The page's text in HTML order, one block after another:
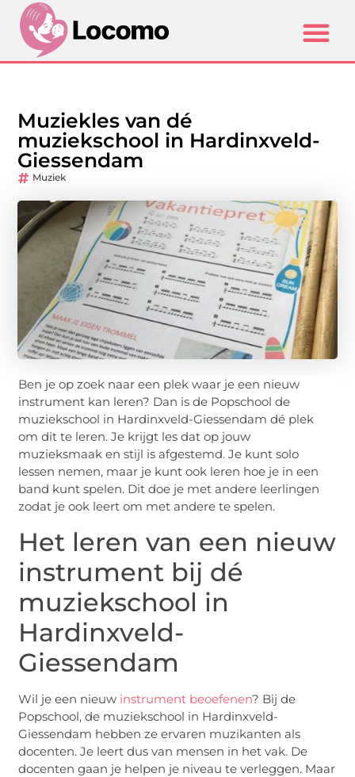
Muziekles van dé
muziekschool in Hardinxveld-
Giessendam
Muziek
Ben je op zoek naar een plek waar je een nieuw
instrument kan leren? Dan is de Popschool de
muziekschool in Hardinxveld-Giessendam dé plek
om dit te leren. Je krijgt les dat op jouw
muzieksmaak en stijl is afgestemd. Je kunt solo
lessen nemen, maar je kunt ook leren hoe je in een
band kunt spelen. Dit doe je met andere leerlingen
zodat je ook leert om met andere te spelen.
Het leren van een nieuw
instrument bij dé
muziekschool in
Hardinxveld-
Giessendam
Wil je een nieuw instrument beoefenen? Bij de
Popschool, de muziekschool in Hardinxveld-
Giessendam hebben ze ervaren muzikanten als
docenten. Je leert dus van mensen in het vak. De
docenten gaan je helpen je niveau te verleggen. Maar